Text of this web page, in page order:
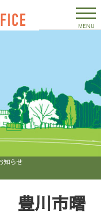
MENU
知らせ
豊川市曙